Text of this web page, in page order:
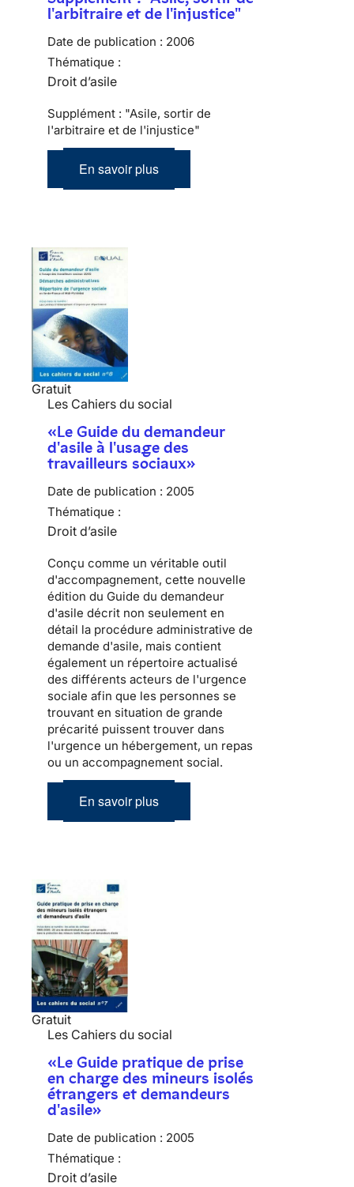
l'arbitraire et de l'injustice"
Date de publication : 2006
Thématique :
Droit d’asile
Supplément : "Asile, sortir de
l'arbitraire et de l'injustice"
En savoir plus
Gratuit
Les Cahiers du social
«Le Guide du demandeur
d'asile à l'usage des
travailleurs sociaux»
Date de publication : 2005
Thématique :
Droit d’asile
Conçu comme un véritable outil
d'accompagnement, cette nouvelle
édition du Guide du demandeur
d'asile décrit non seulement en
détail la procédure administrative de
demande d'asile, mais contient
également un répertoire actualisé
des différents acteurs de l'urgence
sociale afin que les personnes se
trouvant en situation de grande
précarité puissent trouver dans
l'urgence un hébergement, un repas
ou un accompagnement social.
En savoir plus
Gratuit
Les Cahiers du social
«Le Guide pratique de prise
en charge des mineurs isolés
étrangers et demandeurs
d'asile»
Date de publication : 2005
Thématique :
Droit d’asile